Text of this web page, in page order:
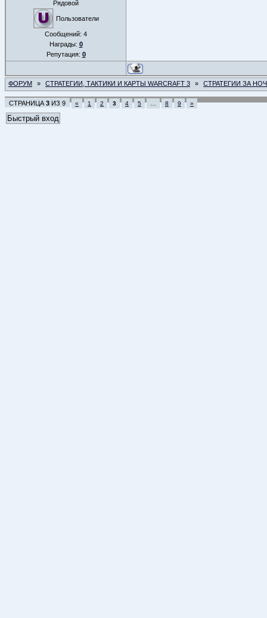
Рядовой
Пользователи
Сообщений: 4
Награды: 0
Репутация: 0
ФОРУМ » СТРАТЕГИИ, ТАКТИКИ И КАРТЫ WARCRAFT 3 » СТРАТЕГИИ ЗА
СТРАНИЦА 3 ИЗ 9 « 1 2 3 4 5 8 9 »